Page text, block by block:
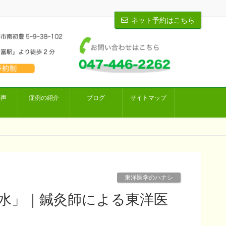
ネット予約はこちら
症例の紹介 ブログ サイトマップ
東洋医学のハナシ
」｜鍼灸師による東洋医